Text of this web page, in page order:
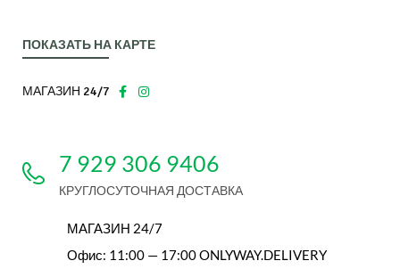
ПОКАЗАТЬ НА КАРТЕ
МАГАЗИН 24/7
7 929 306 9406
КРУГЛОСУТОЧНАЯ ДОСТАВКА
МАГАЗИН 24/7
Офис: 11:00 — 17:00 ONLYWAY.DELIVERY